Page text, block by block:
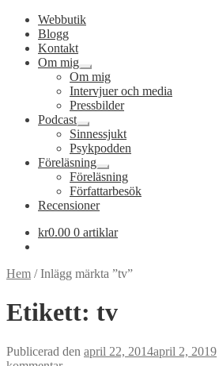
Webbutik
Blogg
Kontakt
Om mig
Expandera
undermeny
Om mig
Intervjuer och media
Pressbilder
Podcast
Expandera
undermeny
Sinnessjukt
Psykpodden
Föreläsning
Expandera
undermeny
Föreläsning
Författarbesök
Recensioner
kr0.00 0 artiklar
Hem /Inlägg märkta ”tv”
Etikett: tv
Publicerad den april 22, 2014april 2, 2019